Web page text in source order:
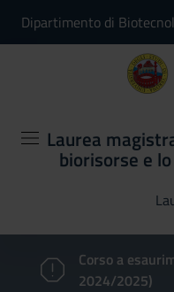
Dipartimento di
Laurea
biorisorse e
Corso a
2024/2025)